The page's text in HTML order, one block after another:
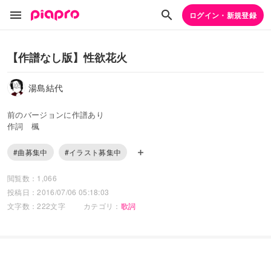
ログイン・新規登録
【作譜なし版】性欲花火
湯島結代
前のバージョンに作譜あり
作詞 楓
#曲募集中 #イラスト募集中
閲覧数：1,066
投稿日：2016/07/06 05:18:03
文字数：222文字
カテゴリ： 歌詞